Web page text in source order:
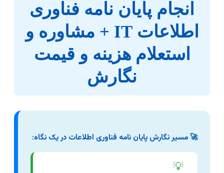
انجام پایان نامه فناوری
اطلاعات IT + مشاوره و
استعلام هزینه و قیمت
نگارش
🚀 مسیر نگارش پایان نامه فناوری اطلاعات در یک نگاه: